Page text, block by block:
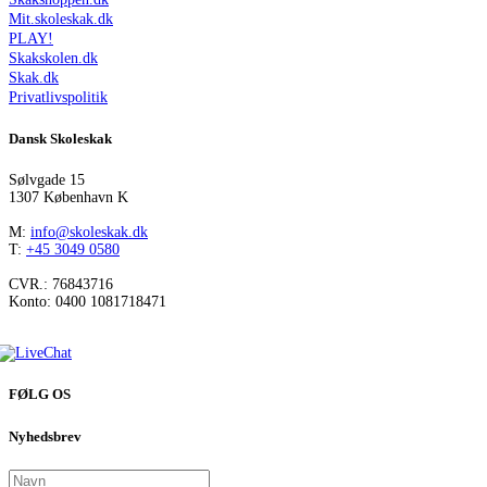
Mit.skoleskak.dk
PLAY!
Skakskolen.dk
Skak.dk
Privatlivspolitik
Dansk Skoleskak
Sølvgade 15
1307 København K
M: info@skoleskak.dk
T: +45 3049 0580
CVR.: 76843716
Konto: 0400 1081718471
FØLG OS
Nyhedsbrev